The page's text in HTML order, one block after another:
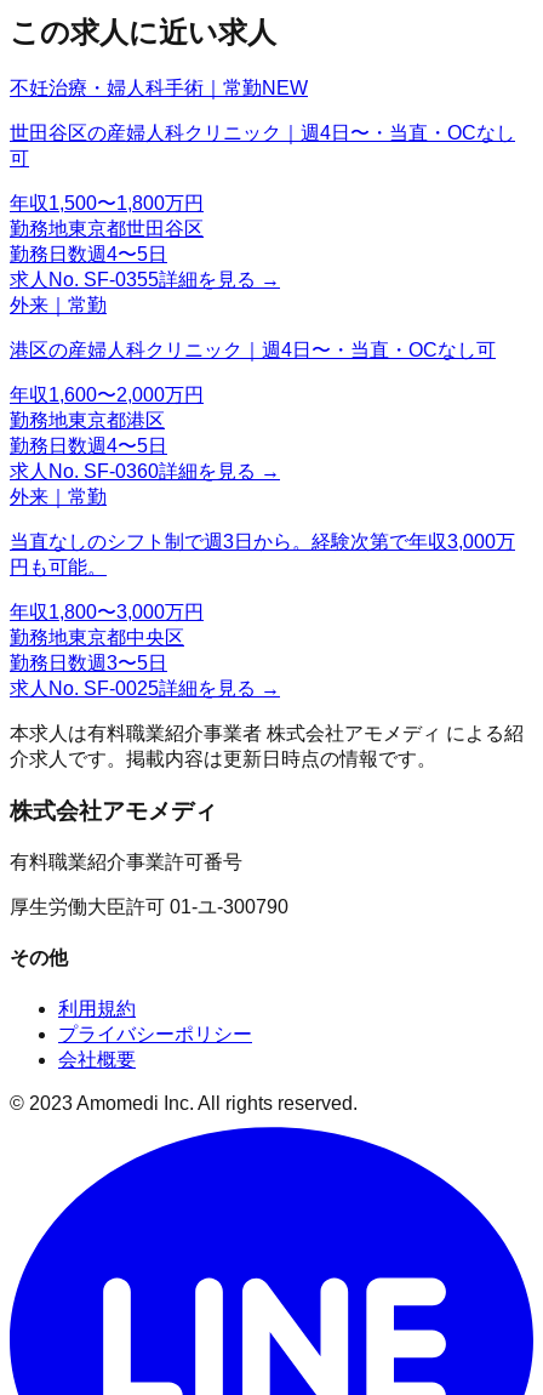
この求人に近い求人
不妊治療・婦人科手術｜常勤NEW
世田谷区の産婦人科クリニック｜週4日〜・当直・OCなし
可
年収1,500〜1,800万円
勤務地東京都世田谷区
勤務日数週4〜5日
求人No. SF-0355詳細を見る →
外来｜常勤
港区の産婦人科クリニック｜週4日〜・当直・OCなし可
年収1,600〜2,000万円
勤務地東京都港区
勤務日数週4〜5日
求人No. SF-0360詳細を見る →
外来｜常勤
当直なしのシフト制で週3日から。経験次第で年収3,000万
円も可能。
年収1,800〜3,000万円
勤務地東京都中央区
勤務日数週3〜5日
求人No. SF-0025詳細を見る →
本求人は有料職業紹介事業者 株式会社アモメディ による紹
介求人です。掲載内容は更新日時点の情報です。
株式会社アモメディ
有料職業紹介事業許可番号
厚生労働大臣許可 01-ユ-300790
その他
利用規約
プライバシーポリシー
会社概要
© 2023 Amomedi Inc. All rights reserved.